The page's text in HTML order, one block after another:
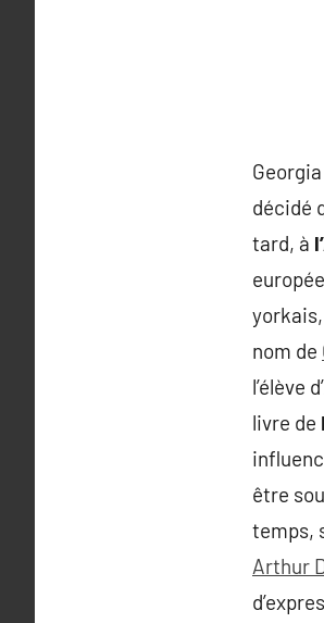
décidé
tard, à
nom de
l’élève d’
livre de
être
temps,
Arthur